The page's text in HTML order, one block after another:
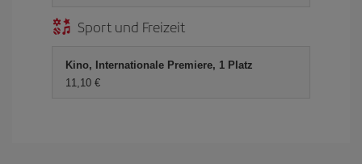
Sport und Freizeit
Kino, Internationale Premiere, 1 Platz
11,10 €